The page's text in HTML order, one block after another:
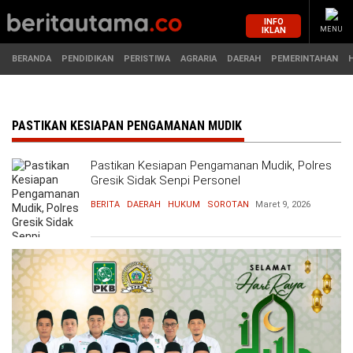
MASUK
BERANDA
PERISTIWA
AGRARIA
DAERAH
PEMERINTAHAN
PENDIDIKAN
HUKUM
EKONOMI
OLAHRAGA
PENDIDIKAN
INFO
IKLAN
MENU
BERANDA PENDIDIKAN PERISTIWA AGRARIA DAERAH PEMERINTAHAN
PASTIKAN KESIAPAN PENGAMANAN MUDIK
Pastikan Kesiapan Pengamanan Mudik, Polres
Gresik Sidak Senpi Personel
BERITA DAERAH HUKUM SOROTAN Maret 9, 2026